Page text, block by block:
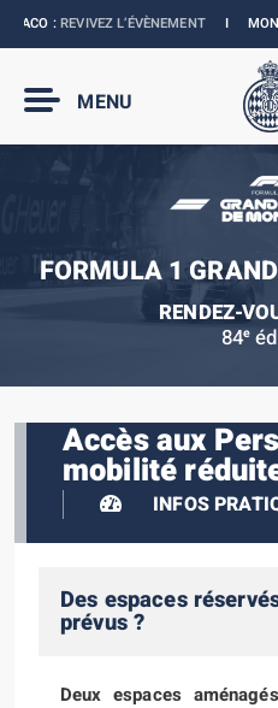
:REVIVEZ L’ÉVÈNEMENTI
MENU
FORMULA 1
RENDEZ-
84e
Accès aux
mobilité
INFOS
Des espaces
prévus ?
Deux espaces